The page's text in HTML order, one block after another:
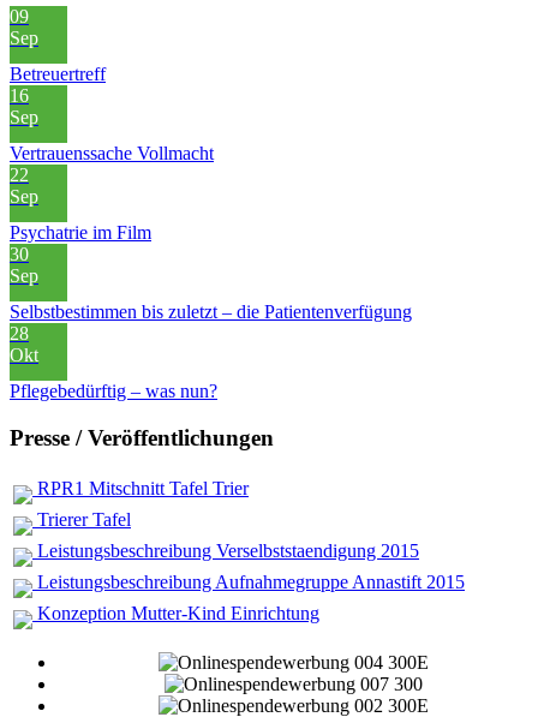
09
Sep
Betreuertreff
16
Sep
Vertrauenssache Vollmacht
22
Sep
Psychatrie im Film
30
Sep
Selbstbestimmen bis zuletzt – die Patientenverfügung
28
Okt
Pflegebedürftig – was nun?
Presse / Veröffentlichungen
RPR1 Mitschnitt Tafel Trier
Trierer Tafel
Leistungsbeschreibung Verselbststaendigung 2015
Leistungsbeschreibung Aufnahmegruppe Annastift 2015
Konzeption Mutter-Kind Einrichtung